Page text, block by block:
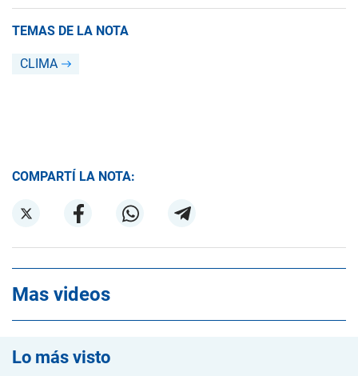
TEMAS DE LA NOTA
CLIMA
COMPARTÍ LA NOTA:
Mas videos
Lo más visto